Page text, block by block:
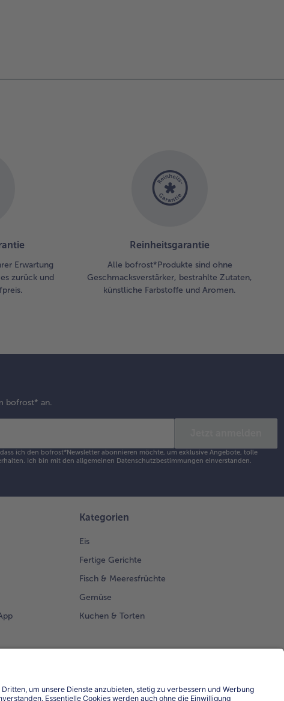
Erwartung
zurück und
Reinheitsgarantie
Alle bofrost*Produkte sind ohne
Geschmacksverstärker, bestrahlte Zutaten,
künstliche Farbstoffe und Aromen.
bofrost* an.
ich den bofrost*Newsletter abonnieren möchte, um exklusive Angebote, tolle
Ich bin mit den allgemeinen Datenschutzbestimmungen einverstanden.
Kategorien
Eis
Fertige Gerichte
Fisch & Meeresfrüchte
Gemüse
Kuchen & Torten